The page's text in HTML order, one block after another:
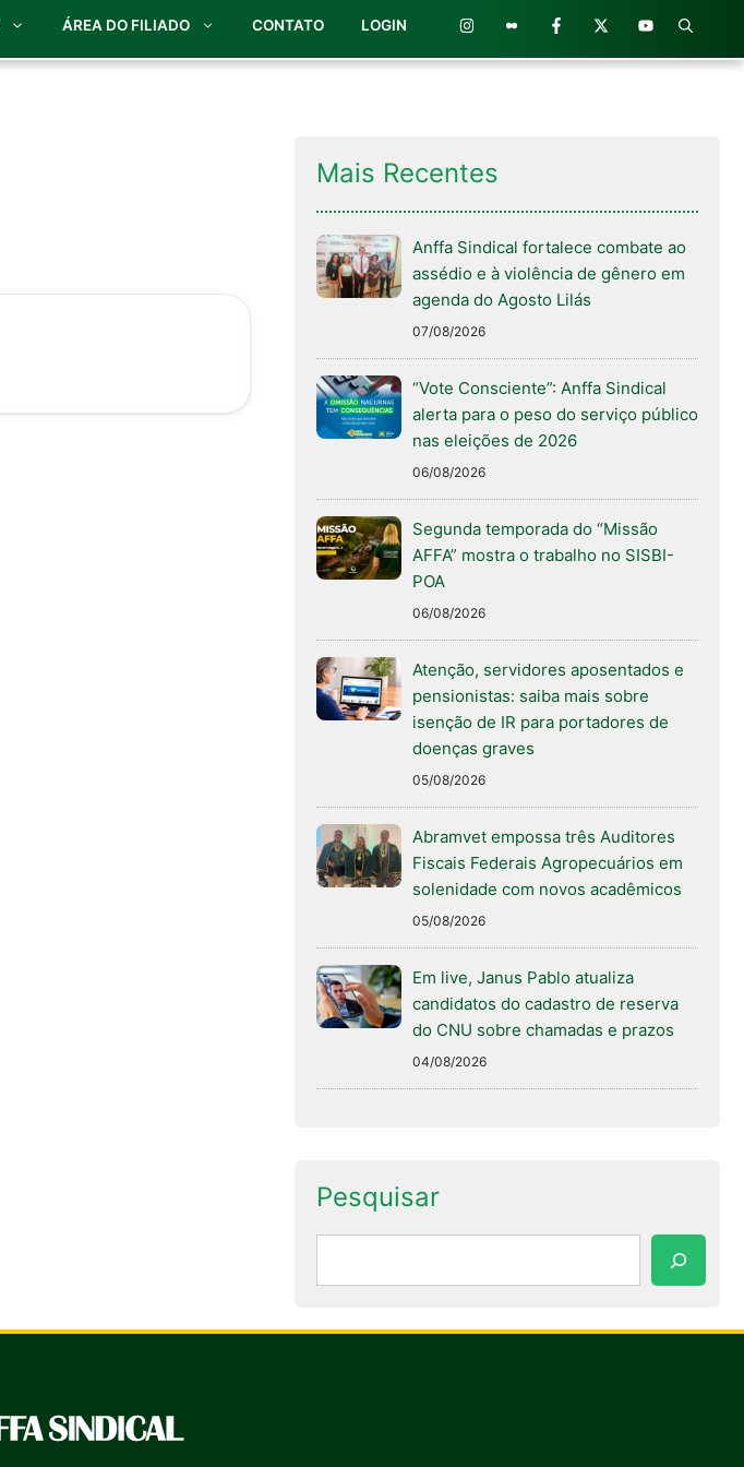
ÁREA DO FILIADO CONTATO LOGIN
Mais Recentes
Anffa Sindical fortalece combate ao
assédio e à violência de gênero em
agenda do Agosto Lilás
07/08/2026
“Vote Consciente”: Anffa Sindical
alerta para o peso do serviço público
nas eleições de 2026
06/08/2026
Segunda temporada do “Missão
AFFA” mostra o trabalho no SISBI-
POA
06/08/2026
Atenção, servidores aposentados e
pensionistas: saiba mais sobre
isenção de IR para portadores de
doenças graves
05/08/2026
Abramvet empossa três Auditores
Fiscais Federais Agropecuários em
solenidade com novos acadêmicos
05/08/2026
Em live, Janus Pablo atualiza
candidatos do cadastro de reserva
do CNU sobre chamadas e prazos
04/08/2026
Pesquisar